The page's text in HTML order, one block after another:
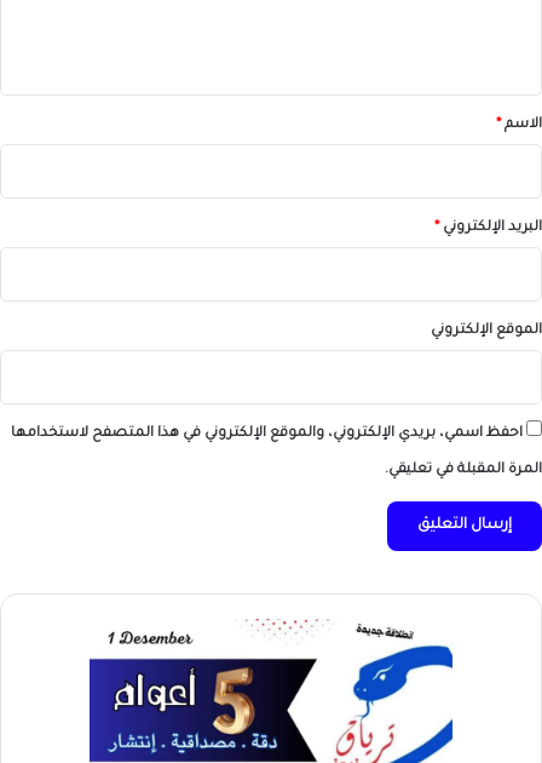
*الاسم*
البريد الإلكتروني*
الموقع الإلكتروني
احفظ اسمي، بريدي الإلكتروني، والموقع الإلكتروني في هذا المتصفح لاستخدامها
المرة المقبلة في تعليقي.